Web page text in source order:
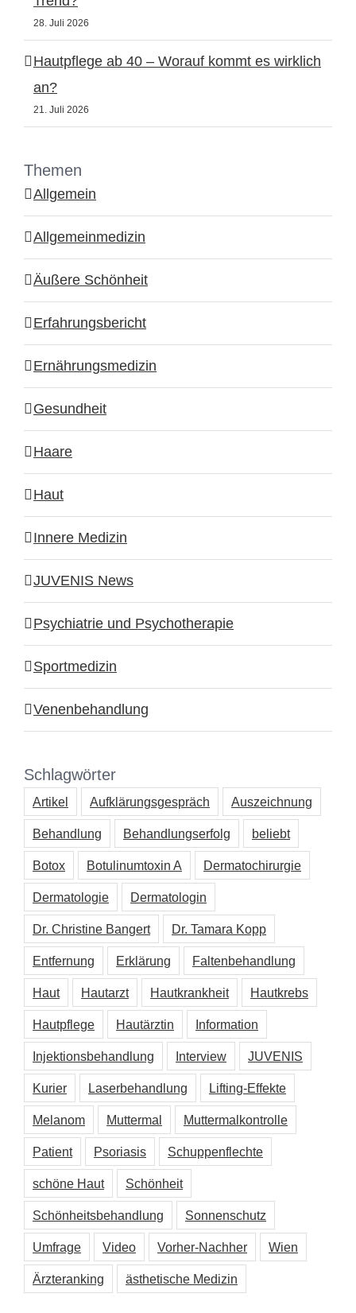
28. Juli 2026
Hautpflege ab 40 – Worauf kommt es wirklich
an?
21. Juli 2026
Themen
Allgemein
Allgemeinmedizin
Äußere Schönheit
Erfahrungsbericht
Ernährungsmedizin
Gesundheit
Haare
Haut
Innere Medizin
JUVENIS News
Psychiatrie und Psychotherapie
Sportmedizin
Venenbehandlung
Schlagwörter
Artikel Aufklärungsgespräch Auszeichnung
Behandlung Behandlungserfolg beliebt
Botox Botulinumtoxin A Dermatochirurgie
Dermatologie Dermatologin
Dr. Christine Bangert Dr. Tamara Kopp
Entfernung Erklärung Faltenbehandlung
Haut Hautarzt Hautkrankheit Hautkrebs
Hautpflege Hautärztin Information
Injektionsbehandlung Interview JUVENIS
Kurier Laserbehandlung Lifting-Effekte
Melanom Muttermal Muttermalkontrolle
Patient Psoriasis Schuppenflechte
schöne Haut Schönheit
Schönheitsbehandlung Sonnenschutz
Umfrage Video Vorher-Nachher Wien
Ärzteranking ästhetische Medizin